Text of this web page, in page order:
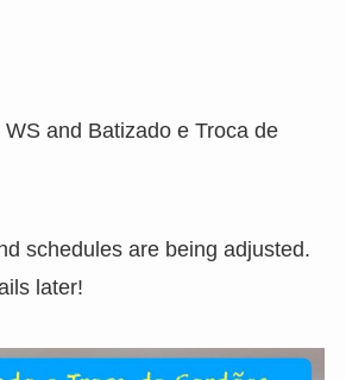
and Batizado e Troca de
schedules are being adjusted.
later!